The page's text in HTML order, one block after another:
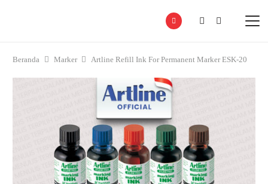
Beranda Marker Artline Refill Ink For Permanent Marker ESK-20